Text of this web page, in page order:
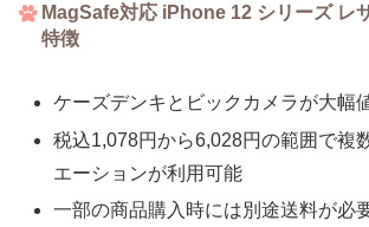
MagSafe対応 iPhone 12 シリーズ レ
特徴
ケーズデンキとビックカメラが大幅
税込1,078円から6,028円の範囲で複
エーションが利用可能
一部の商品購入時には別途送料が必